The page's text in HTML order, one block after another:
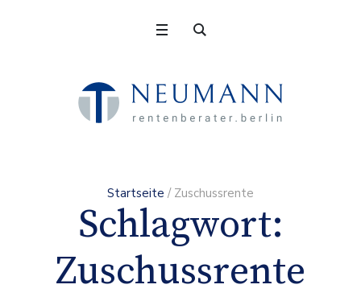
Startseite / Zuschussrente
Schlagwort:
Zuschussrente